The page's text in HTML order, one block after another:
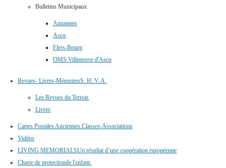
Bulletins Municipaux
Annappes
Ascq
Flers-Bourg
OMS Villeneuve d'Ascq
Revues- Livres-MémoiresS. H. V. A.
Les Revues du Terroir.
Livres
Cartes Postales Anciennes. Classes-Associations
Vidéos
LIVING MEMORIALSUn résultat d’une coopération européenne
Charte de protectionde l'enfant.